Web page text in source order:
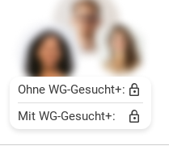
Ohne WG-Gesucht+:
Mit WG-Gesucht+: